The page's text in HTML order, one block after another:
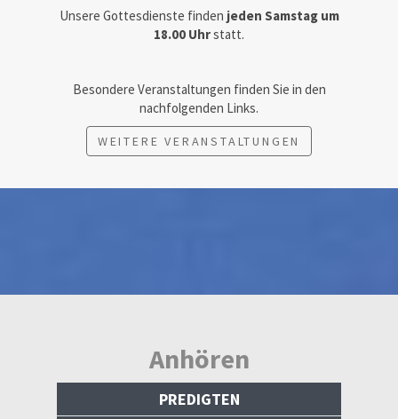
Unsere Gottesdienste finden jeden Samstag um
18.00 Uhrstatt.
Besondere Veranstaltungen finden Sie in den
nachfolgenden Links.
WEITERE VERANSTALTUNGEN
Anhören
PREDIGTEN